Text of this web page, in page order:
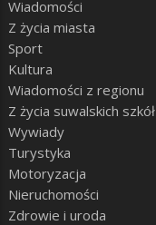
Wiadomości
Z życia miasta
Sport
Kultura
Wiadomości z regionu
Z życia suwalskich szkół
Wywiady
Turystyka
Motoryzacja
Nieruchomości
Zdrowie i uroda